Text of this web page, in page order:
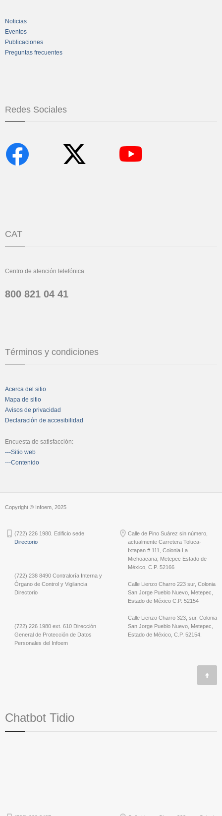
Noticias
Eventos
Publicaciones
Preguntas frecuentes
Redes Sociales
CAT
Centro de atención telefónica
800 821 04 41
Términos y condiciones
Acerca del sitio
Mapa de sitio
Avisos de privacidad
Declaración de accesibilidad
Encuesta de satisfacción:
---Sitio web
---Contenido
Copyright © Infoem, 2025
(722) 226 1980. Edificio sede
Directorio
(722) 238 8490 Contraloría Interna y
Órgano de Control y Vigilancia
Directorio
(722) 226 1980 ext. 610 Dirección
General de Protección de Datos
Personales del Infoem
Calle de Pino Suárez sin número,
actualmente Carretera Toluca-
Ixtapan # 111, Colonia La
Michoacana; Metepec Estado de
México, C.P. 52166
Calle Lienzo Charro 223 sur, Colonia
San Jorge Pueblo Nuevo, Metepec,
Estado de México C.P. 52154
Calle Lienzo Charro 323, sur, Colonia
San Jorge Pueblo Nuevo, Metepec,
Estado de México, C.P. 52154.
Chatbot Tidio